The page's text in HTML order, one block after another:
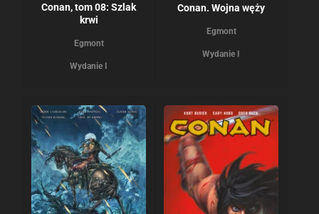
Conan, tom 08: Szlak
krwi
Egmont
Wydanie I
Conan. Wojna węży
Egmont
Wydanie I